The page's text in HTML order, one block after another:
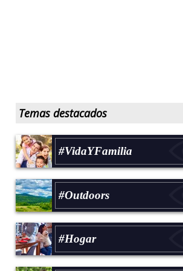
Temas destacados
#VidaYFamilia
#Outdoors
#Hogar